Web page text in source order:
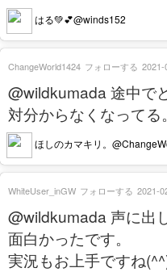
はる💚💕@winds152
@wildkumada 途中で
対分からなくなってる。
ほしのカマキリ。
ChangeWorld1424 フォローする 2021-
@wildkumada 声に出
面白かったです。
実況もお上手ですね
WhiteUser_inGW フォローする 2021-